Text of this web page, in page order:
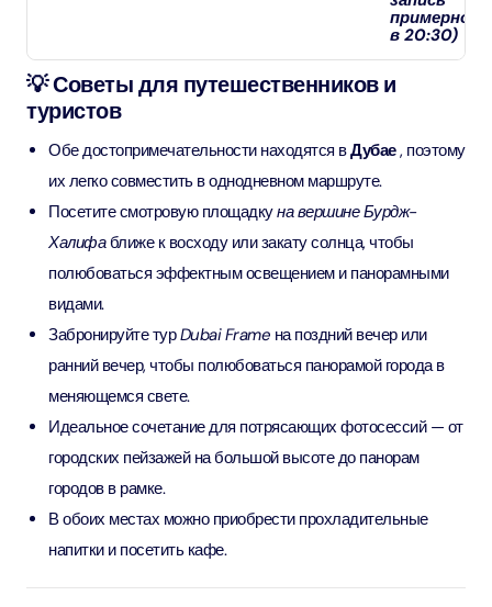
примерно
в 20:30)
💡 Советы для путешественников и
туристов
Обе достопримечательности находятся вДубае, поэтому
их легко совместить в однодневном маршруте.
Посетите смотровую площадкуна вершине Бурдж-
Халифаближе к восходу или закату солнца, чтобы
полюбоваться эффектным освещением и панорамными
видами.
Забронируйте турDubai Frame на поздний вечер или
ранний вечер, чтобы полюбоваться панорамой города в
меняющемся свете.
Идеальное сочетание для потрясающих фотосессий — от
городских пейзажей на большой высоте до панорам
городов в рамке.
В обоих местах можно приобрести прохладительные
напитки и посетить кафе.